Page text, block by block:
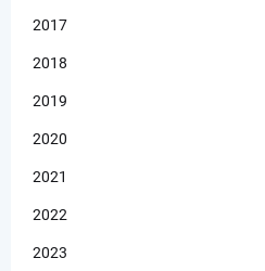
2017
2018
2019
2020
2021
2022
2023